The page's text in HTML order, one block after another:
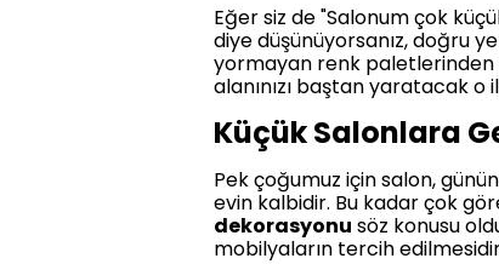
Eğer siz de "Salonum çok
diye düşünüyorsanız, doğru
yormayan renk paletlerinden
alanınızı baştan yaratacak
Küçük Salonlara
Pek çoğumuz için salon,
evin kalbidir. Bu kadar çok
dekorasyonu söz konusu
mobilyaların tercih